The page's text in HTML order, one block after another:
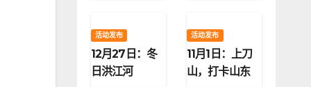
活动发布
12月27日：冬
日洪江河
活动发布
11月1日：上刀
山，打卡山东